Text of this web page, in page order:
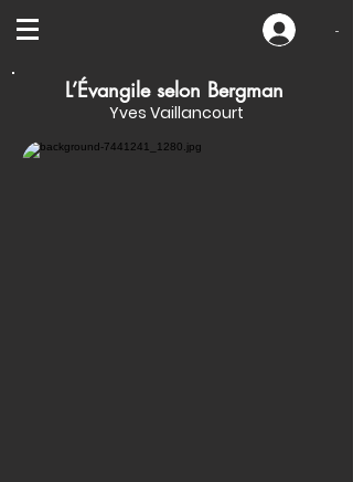
-
L’Évangile selon Bergman
Yves Vaillancourt